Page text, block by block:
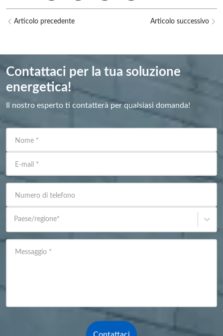
Articolo precedente Articolo successivo
Contattaci per la tua soluzione
energetica!
Il nostro esperto ti contatterà per qualsiasi domanda!
Nome *
E-mail *
Numero di telefono
Paese/regione*
Messaggio *